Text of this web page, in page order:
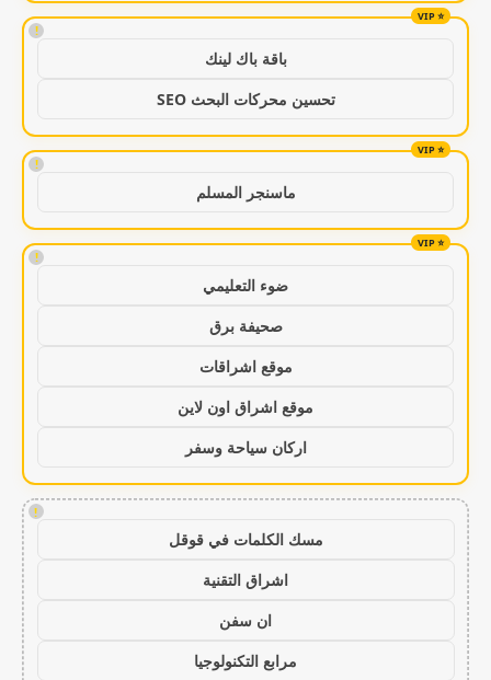
!
باقة باك لينك
تحسين محركات البحث SEO
!
ماسنجر المسلم
!
ضوء التعليمي
صحيفة برق
موقع اشراقات
موقع اشراق اون لاين
اركان سياحة وسفر
!
مسك الكلمات في قوقل
اشراق التقنية
ان سفن
مرابع التكنولوجيا